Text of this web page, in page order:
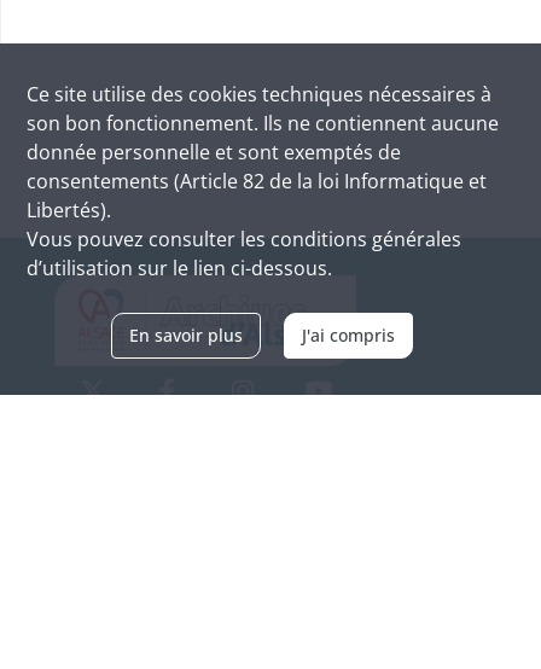
Ce site utilise des cookies techniques nécessaires à
son bon fonctionnement. Ils ne contiennent aucune
donnée personnelle et sont exemptés de
consentements (Article 82 de la loi Informatique et
Libertés).
Vous pouvez consulter les conditions générales
d’utilisation sur le lien ci-dessous.
En savoir plus J'ai compris